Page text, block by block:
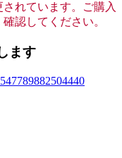
れています。ご購入
認してください。
ます